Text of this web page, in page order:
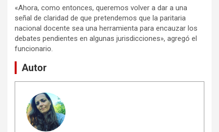
«Ahora, como entonces, queremos volver a dar a una
señal de claridad de que pretendemos que la paritaria
nacional docente sea una herramienta para encauzar los
debates pendientes en algunas jurisdicciones», agregó el
funcionario.
Autor